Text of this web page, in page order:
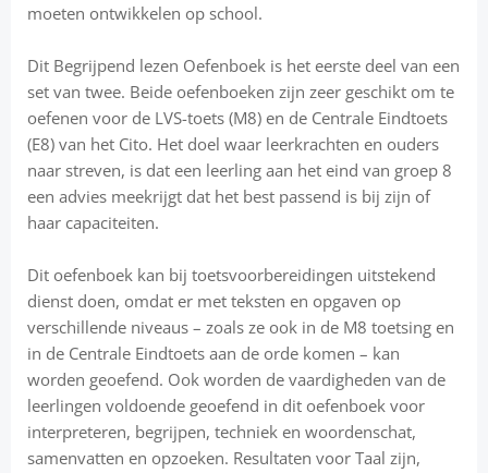
moeten ontwikkelen op school.
Dit Begrijpend lezen Oefenboek is het eerste deel van een
set van twee. Beide oefenboeken zijn zeer geschikt om te
oefenen voor de LVS-toets (M8) en de Centrale Eindtoets
(E8) van het Cito. Het doel waar leerkrachten en ouders
naar streven, is dat een leerling aan het eind van groep 8
een advies meekrijgt dat het best passend is bij zijn of
haar capaciteiten.
Dit oefenboek kan bij toetsvoorbereidingen uitstekend
dienst doen, omdat er met teksten en opgaven op
verschillende niveaus – zoals ze ook in de M8 toetsing en
in de Centrale Eindtoets aan de orde komen – kan
worden geoefend. Ook worden de vaardigheden van de
leerlingen voldoende geoefend in dit oefenboek voor
interpreteren, begrijpen, techniek en woordenschat,
samenvatten en opzoeken. Resultaten voor Taal zijn,